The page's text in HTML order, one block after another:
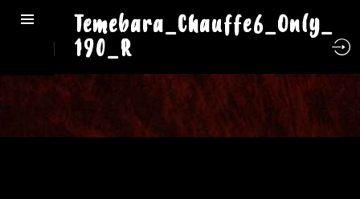
Temebara_Chauffe6_Only_
190_R